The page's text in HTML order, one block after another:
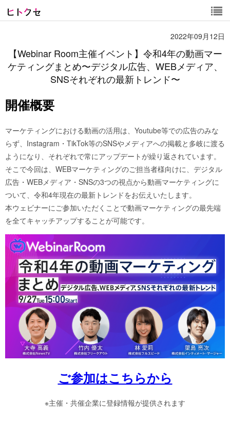
2022年09月12日
【Webinar Room主催イベント】令和4年の動画マー
ケティングまとめ〜デジタル広告、WEBメディア、
SNSそれぞれの最新トレンド〜
開催概要
マーケティングにおける動画の活用は、Youtube等での広告のみな
らず、Instagram・TikTok等のSNSやメディアへの掲載と多岐に渡る
ようになり、それぞれで常にアップデートが繰り返されています。
そこで今回は、WEBマーケティングのご担当者様向けに、デジタル
広告・WEBメディア・SNSの3つの視点から動画マーケティングに
ついて、令和4年現在の最新トレンドをお伝えいたします。
本ウェビナーにご参加いただくことで動画マーケティングの最先端
を全てキャッチアップすることが可能です。
ご参加はこちらから
※主催・共催企業に登録情報が提供されます